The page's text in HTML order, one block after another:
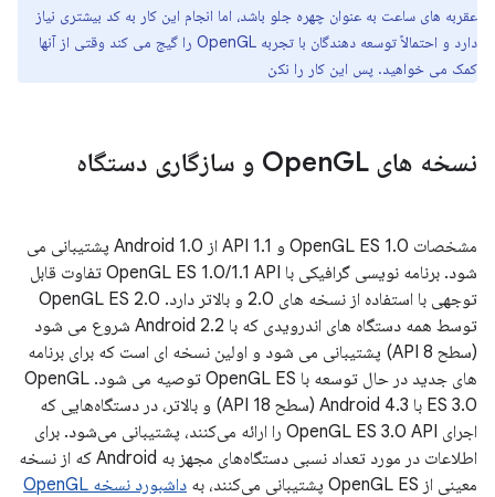
عقربه های ساعت به عنوان چهره جلو باشد، اما انجام این کار به کد بیشتری نیاز
دارد و احتمالاً توسعه دهندگان با تجربه OpenGL را گیج می کند وقتی از آنها
کمک می خواهید. پس این کار را نکن
نسخه های Open GL و سازگاری دستگاه
مشخصات OpenGL ES 1.0 و 1.1 API از Android 1.0 پشتیبانی می
شود. برنامه نویسی گرافیکی با OpenGL ES 1.0/1.1 API تفاوت قابل
توجهی با استفاده از نسخه های 2.0 و بالاتر دارد. OpenGL ES 2.0
توسط همه دستگاه های اندرویدی که با Android 2.2 شروع می شود
(سطح API 8) پشتیبانی می شود و اولین نسخه ای است که برای برنامه
های جدید در حال توسعه با OpenGL ES توصیه می شود. OpenGL
ES 3.0 با Android 4.3 (سطح API 18) و بالاتر، در دستگاه‌هایی که
اجرای OpenGL ES 3.0 API را ارائه می‌کنند، پشتیبانی می‌شود. برای
اطلاعات در مورد تعداد نسبی دستگاه‌های مجهز به Android که از نسخه
معینی از OpenGL ES پشتیبانی می‌کنند، به
داشبورد نسخه OpenGL